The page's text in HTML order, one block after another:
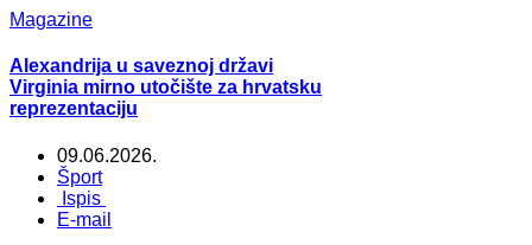
Magazine
Alexandrija u saveznoj državi
Virginia mirno utočište za hrvatsku
reprezentaciju
09.06.2026.
Šport
Ispis
E-mail